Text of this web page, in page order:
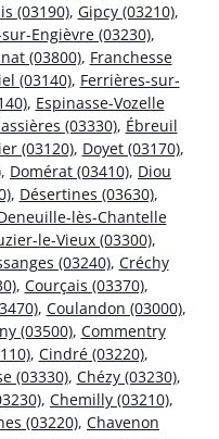
(03190), Gipcy (03210),
Engièvre (03230),
(03800), Franchesse
(03140), Ferrières-sur-
, Espinasse-Vozelle
(03330), Ébreuil
(03120), Doyet (03170),
, Domérat (03410), Diou
, Désertines (03630),
lès-Chantelle
le-Vieux (03300),
(03240), Créchy
, Courçais (03370),
, Coulandon (03000),
(03500), Commentry
, Cindré (03220),
(03330), Chézy (03230),
, Chemilly (03210),
(03220), Chavenon